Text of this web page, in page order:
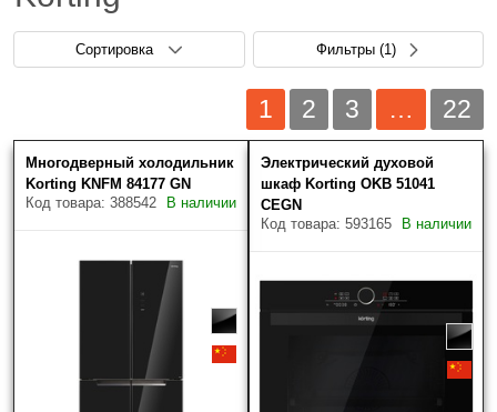
Сортировка Фильтры (1)
1 2 3 … 22
Производитель
Многодверный холодильник
Korting KNFM 84177 GN
Код товара: 388542
В наличии
Электрический духовой
шкаф Korting OKB 51041
CEGN
Код товара: 593165
В наличии